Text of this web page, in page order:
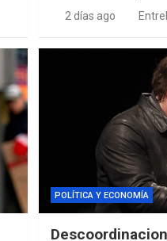
2 días ago
POLÍTICA Y ECONOMÍA